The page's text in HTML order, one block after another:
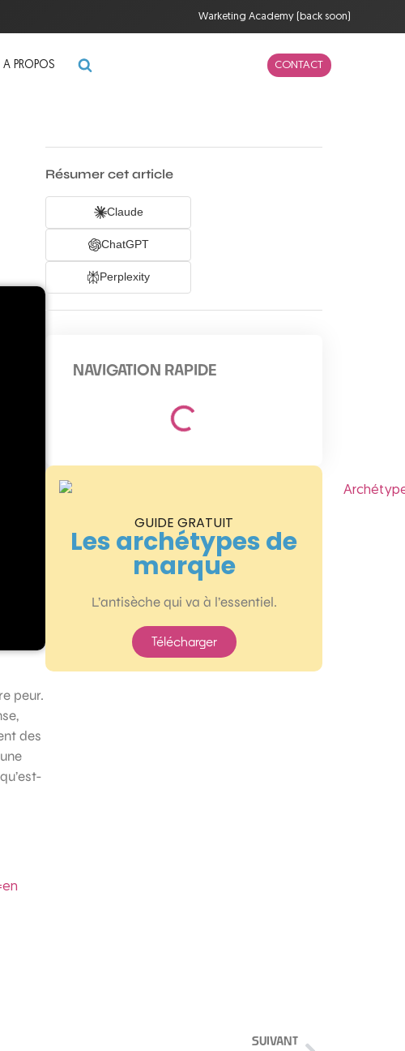
Warketing Academy (back soon)
A PROPOS CONTACT
peur.
des
Résumer cet article
Claude
ChatGPT
Perplexity
NAVIGATION RAPIDE
GUIDE GRATUIT
Les archétypes de
marque
L’antisèche qui va à l’essentiel.
Télécharger
SUIVANT